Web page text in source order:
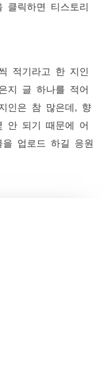
클릭하면 티스토리
적기라고 한 지인
지 글 하나를 적어
인은 참 많은데, 향
안 되기 때문에 어
업로드 하길 응원